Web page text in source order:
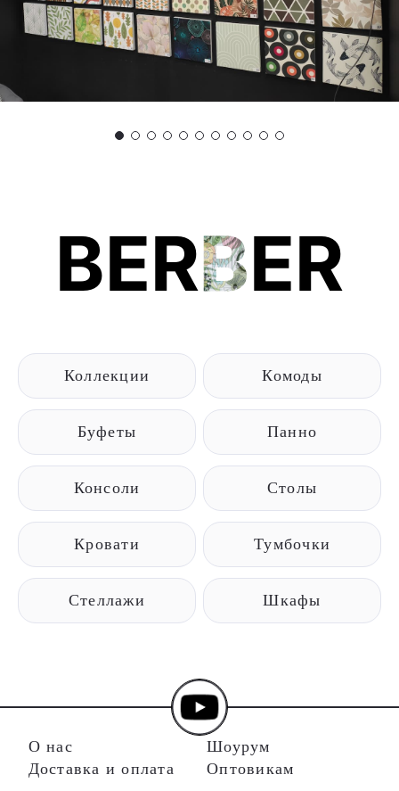
BERBER
Коллекции Комоды
Буфеты Панно
Консоли Столы
Кровати Тумбочки
Стеллажи Шкафы
О нас
Доставка и оплата
Шоурум
Оптовикам